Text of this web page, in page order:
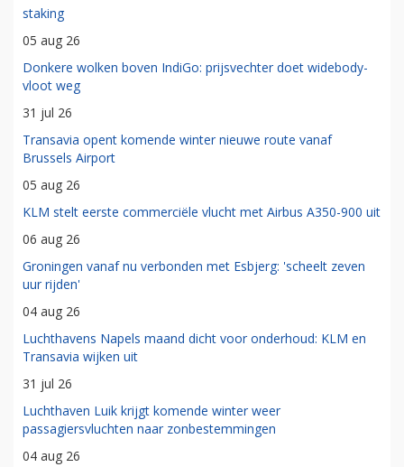
staking
05 aug 26
Donkere wolken boven IndiGo: prijsvechter doet widebody-
vloot weg
31 jul 26
Transavia opent komende winter nieuwe route vanaf
Brussels Airport
05 aug 26
KLM stelt eerste commerciële vlucht met Airbus A350-900 uit
06 aug 26
Groningen vanaf nu verbonden met Esbjerg: 'scheelt zeven
uur rijden'
04 aug 26
Luchthavens Napels maand dicht voor onderhoud: KLM en
Transavia wijken uit
31 jul 26
Luchthaven Luik krijgt komende winter weer
passagiersvluchten naar zonbestemmingen
04 aug 26